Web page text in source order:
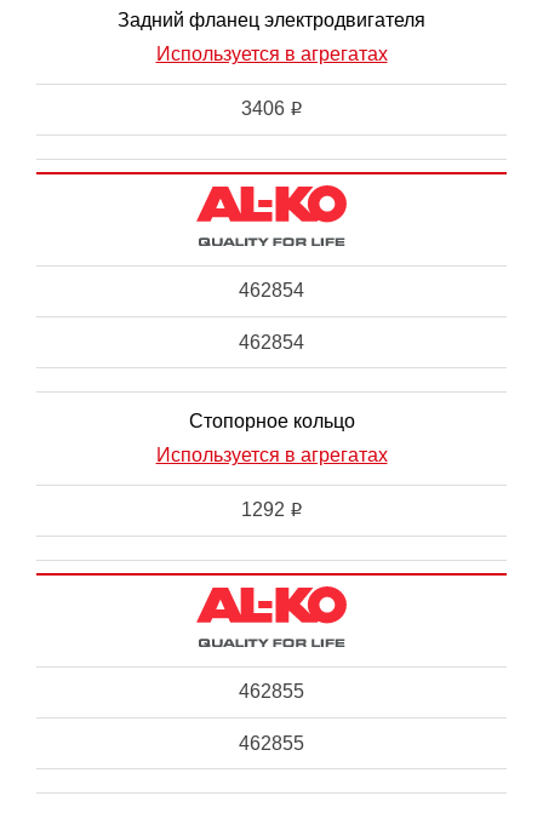
Задний фланец электродвигателя
Используется в агрегатах
3406 i
462854
462854
Стопорное кольцо
Используется в агрегатах
1292 i
462855
462855